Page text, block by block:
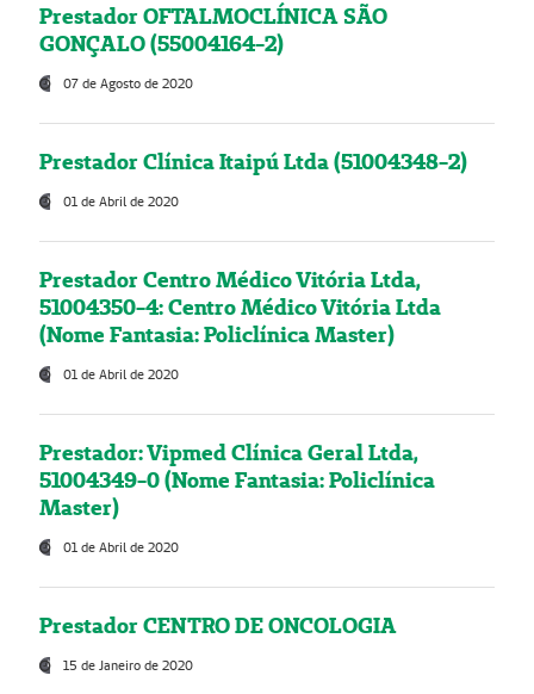
Prestador OFTALMOCLÍNICA SÃO
GONÇALO (55004164-2)
07 de Agosto de 2020
Prestador Clínica Itaipú Ltda (51004348-2)
01 de Abril de 2020
Prestador Centro Médico Vitória Ltda,
51004350-4: Centro Médico Vitória Ltda
(Nome Fantasia: Policlínica Master)
01 de Abril de 2020
Prestador: Vipmed Clínica Geral Ltda,
51004349-0 (Nome Fantasia: Policlínica
Master)
01 de Abril de 2020
Prestador CENTRO DE ONCOLOGIA
15 de Janeiro de 2020